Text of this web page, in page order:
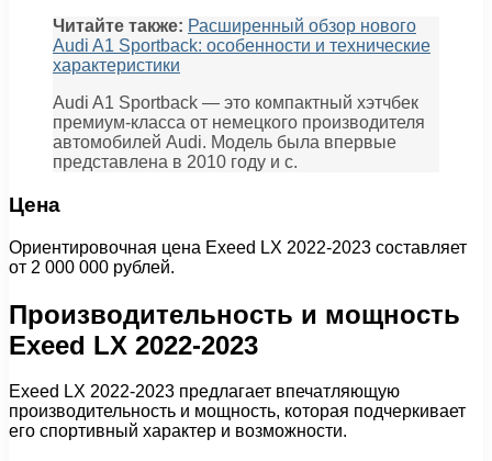
Читайте также: Расширенный обзор нового
Audi A1 Sportback: особенности и технические
характеристики
Аudi A1 Sportback — это компактный хэтчбек
премиум-класса от немецкого производителя
автомобилей Audi. Модель была впервые
представлена в 2010 году и с.
Цена
Ориентировочная цена Exeed LX 2022-2023 составляет
от 2 000 000 рублей.
Производительность и мощность
Exeed LX 2022-2023
Exeed LX 2022-2023 предлагает впечатляющую
производительность и мощность, которая подчеркивает
его спортивный характер и возможности.